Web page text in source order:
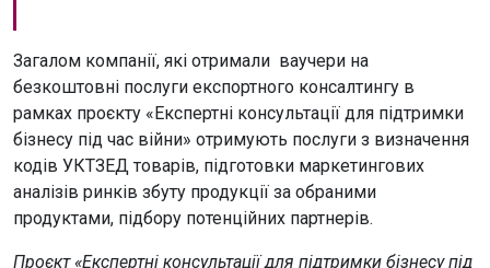
Загалом компанії, які отримали ваучери на
безкоштовні послуги експортного консалтингу в
рамках проєкту «Експертні консультації для підтримки
бізнесу під час війни» отримують послуги з визначення
кодів УКТЗЕД товарів, підготовки маркетингових
аналізів ринків збуту продукції за обраними
продуктами, підбору потенційних партнерів.
Проєкт «Експертні консультації для підтримки бізнесу під